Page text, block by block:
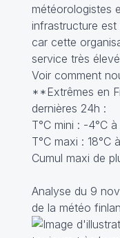
météorologistes
infrastructure
car cette
service très
Voir comment
**Extrêmes en
dernières 24h :
T°C mini : -4°C
T°C maxi : 18°C
Cumul maxi de
Analyse du 9
de la météo